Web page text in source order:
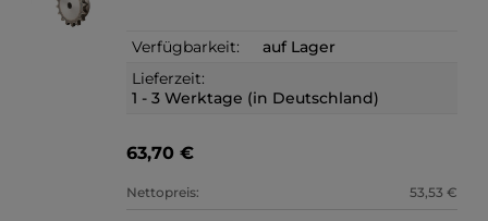
Verfügbarkeit:
auf Lager
Lieferzeit:
1 - 3 Werktage (in Deutschland)
63,70 €
Nettopreis: 53,53 €